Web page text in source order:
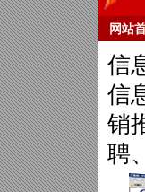
网站
信
信
销
聘